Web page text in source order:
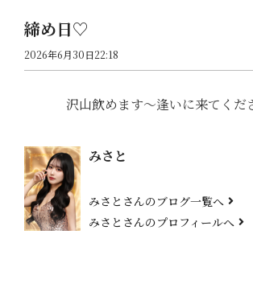
締め日♡
2026年6月30日22:18
沢山飲めます〜逢いに来てくだ
みさと
みさとさんのブログ一覧へ
みさとさんのプロフィールへ